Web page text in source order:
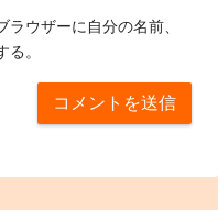
ウザーに自分の名前、
。